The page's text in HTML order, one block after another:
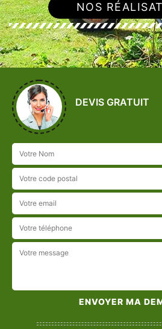
NOS
DEVIS GRATUIT